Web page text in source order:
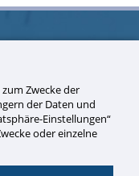
Zwecke der
der Daten und
Einstellungen“
oder einzelne